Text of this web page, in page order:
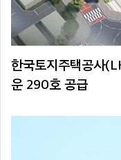
한국토지주택공사
운 290호 공급